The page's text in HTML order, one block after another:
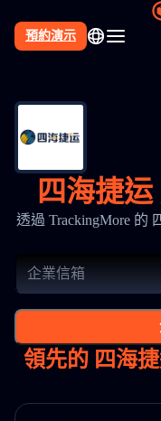
預約演示
四海捷
透過 TrackingMore 的
領先的 四海